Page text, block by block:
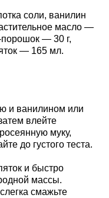
соли, ванилин
масло —
— 30 г,
— 165 мл.
и ванилином или
влейте
муку,
до густого теста.
и быстро
массы.
смажьте